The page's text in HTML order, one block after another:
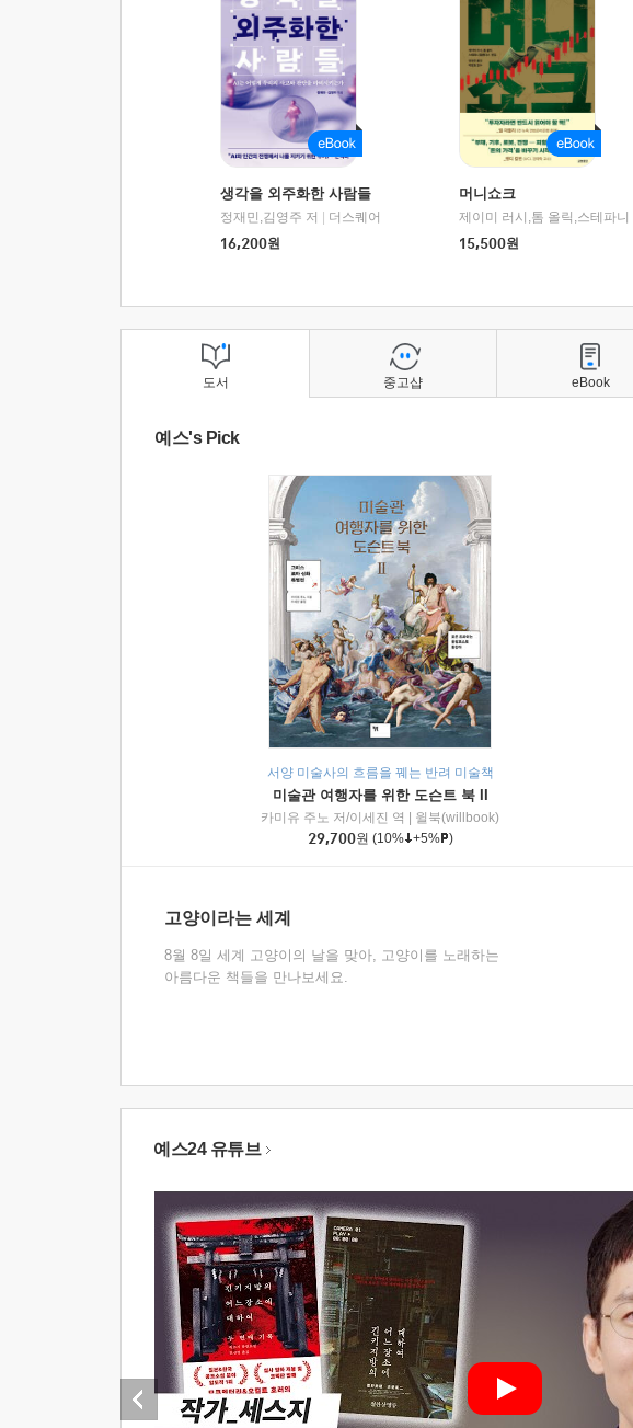
생각을 외주화한 사람들
정재민,김영주 저
더스퀘어
16,200원
머니쇼크
15,500원
도서
예스's Pick
서양 미술사의 흐름을 꿰는 반려 미술책
미술관 여행자를 위한 도슨트 북 II
카미유 주노 저/이세진 역
윌북(willbook)
29,700원 (10% +5% )
고양이라는 세계
8월 8일 세계 고양이의 날을 맞아, 고양이를 노래하는
아름다운 책들을 만나보세요.
중고샵 eBook
예스24 유튜브